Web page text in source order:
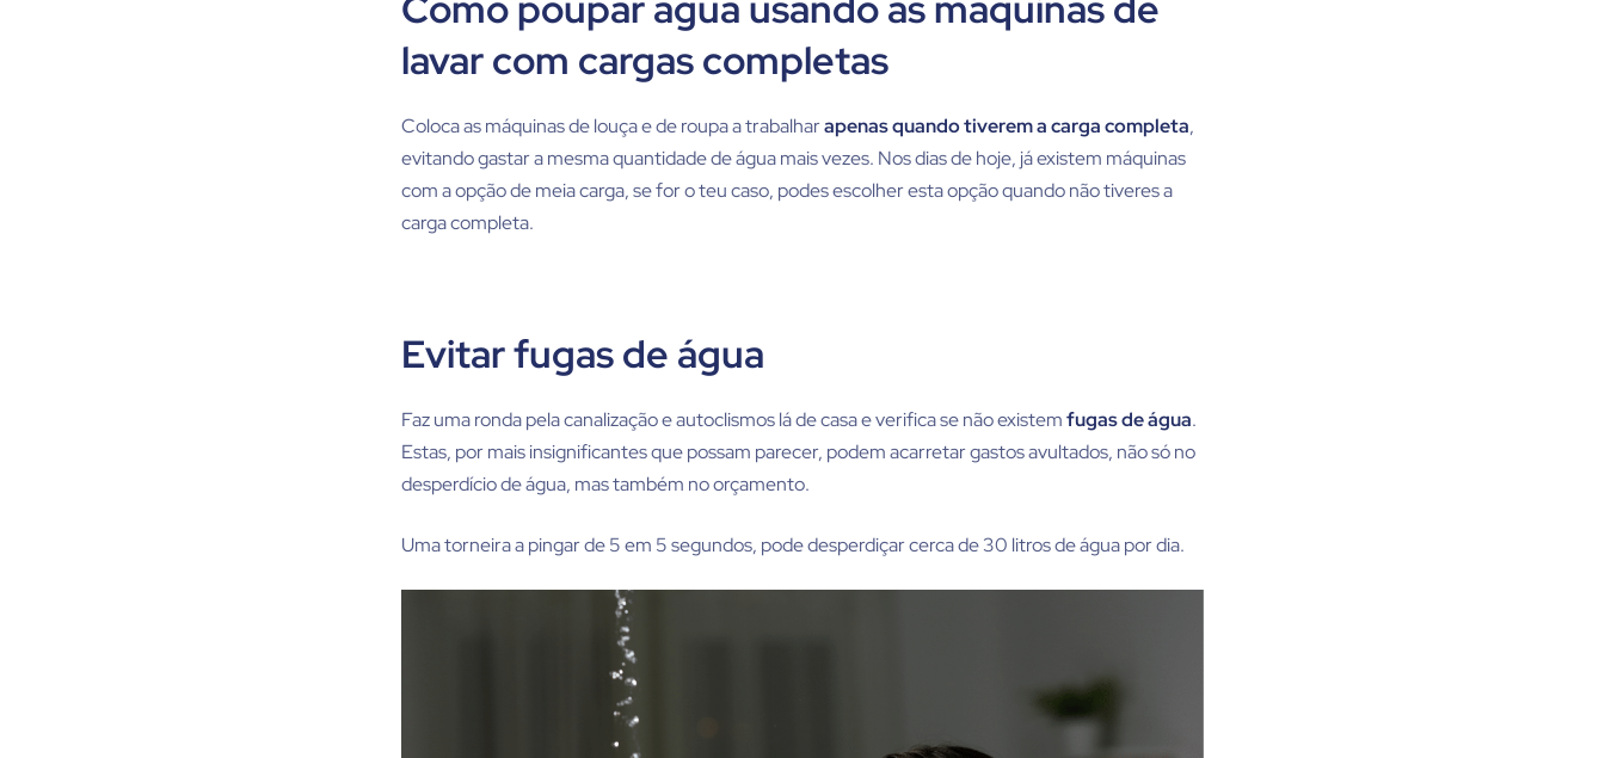
lavar com cargas completas
Coloca as máquinas de louça e de roupa a trabalharapenas quando tiverem a carga completa,
evitando gastar a mesma quantidade de água mais vezes. Nos dias de hoje, já existem máquinas
com a opção de meia carga, se for o teu caso, podes escolher esta opção quando não tiveres a
carga completa.
Evitar fugas de água
Faz uma ronda pela canalização e autoclismos lá de casa e verifica se não existemfugas de água.
Estas, por mais insignificantes que possam parecer, podem acarretar gastos avultados, não só no
desperdício de água, mas também no orçamento.
Uma torneira a pingar de 5 em 5 segundos, pode desperdiçar cerca de 30 litros de água por dia.